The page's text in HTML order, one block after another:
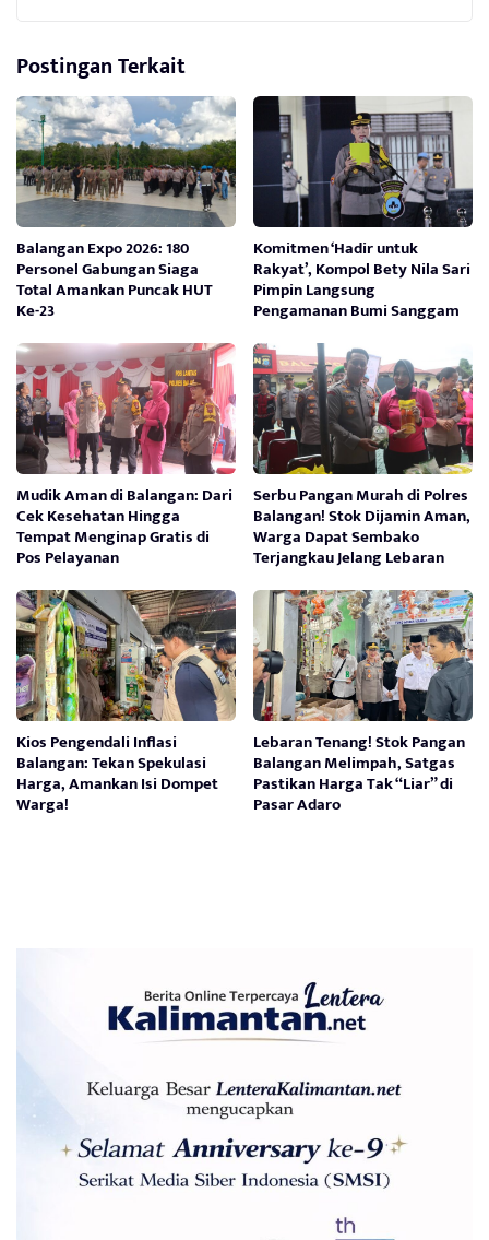
Postingan Terkait
Balangan Expo 2026: 180
Personel Gabungan Siaga
Total Amankan Puncak HUT
Ke-23
Komitmen ‘Hadir untuk
Rakyat’, Kompol Bety Nila Sari
Pimpin Langsung
Pengamanan Bumi Sanggam
Mudik Aman di Balangan: Dari
Cek Kesehatan Hingga
Tempat Menginap Gratis di
Pos Pelayanan
Serbu Pangan Murah di Polres
Balangan! Stok Dijamin Aman,
Warga Dapat Sembako
Terjangkau Jelang Lebaran
Kios Pengendali Inflasi
Balangan: Tekan Spekulasi
Harga, Amankan Isi Dompet
Warga!
Lebaran Tenang! Stok Pangan
Balangan Melimpah, Satgas
Pastikan Harga Tak “Liar” di
Pasar Adaro